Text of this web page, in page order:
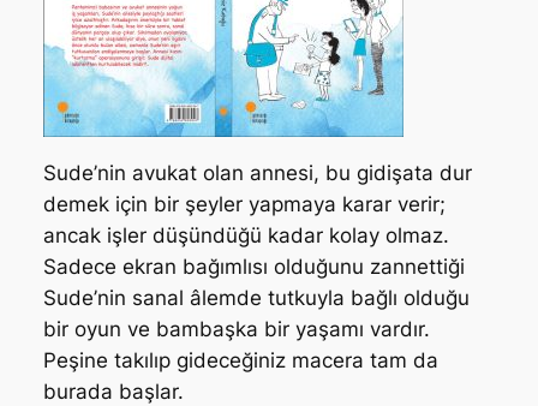
Sude’nin avukat olan annesi, bu gidişata dur
demek için bir şeyler yapmaya karar verir;
ancak işler düşündüğü kadar kolay olmaz.
Sadece ekran bağımlısı olduğunu zannettiği
Sude’nin sanal âlemde tutkuyla bağlı olduğu
bir oyun ve bambaşka bir yaşamı vardır.
Peşine takılıp gideceğiniz macera tam da
burada başlar.